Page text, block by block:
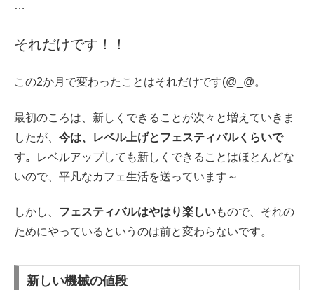
…
それだけです！！
この2か月で変わったことはそれだけです(@_@。
最初のころは、新しくできることが次々と増えていきま
したが、 今は、レベル上げとフェスティバルくらいで
す。
レベルアップしても新しくできることはほとんどな
いので、平凡なカフェ生活を送っています～
しかし、 フェスティバルはやはり楽しいもので、それの
ためにやっているというのは前と変わらないです。
新しい機械の値段